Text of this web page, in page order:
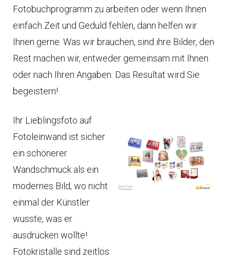
Fotobuchprogramm zu arbeiten oder wenn Ihnen
einfach Zeit und Geduld fehlen, dann helfen wir
Ihnen gerne. Was wir brauchen, sind ihre Bilder, den
Rest machen wir, entweder gemeinsam mit Ihnen
oder nach Ihren Angaben. Das Resultat wird Sie
begeistern!
Ihr Lieblingsfoto auf
Fotoleinwand ist sicher
ein schönerer
Wandschmuck als ein
modernes Bild, wo nicht
einmal der Künstler
wusste, was er
ausdrücken wollte!
Fotokristalle sind zeitlos